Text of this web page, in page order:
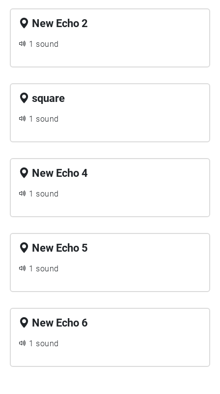
New Echo 2
1 sound
square
1 sound
New Echo 4
1 sound
New Echo 5
1 sound
New Echo 6
1 sound